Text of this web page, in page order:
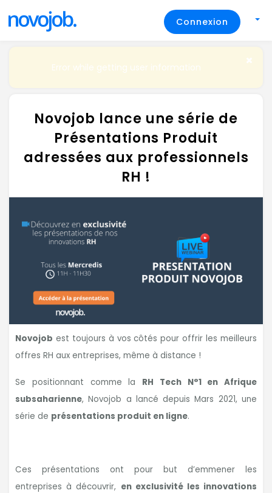
Connexion
Error while getting user information
Novojob lance une série de
Présentations Produit
adressées aux professionnels
RH !
Novojob est toujours à vos côtés pour offrir les meilleurs
offres RH aux entreprises, même à distance !
Se positionnant comme la RH Tech N°1 en Afrique
subsaharienne, Novojob a lancé depuis Mars 2021, une
série de présentations produit en ligne.
Ces présentations ont pour but d’emmener les
entreprises à découvrir, en exclusivité les innovations